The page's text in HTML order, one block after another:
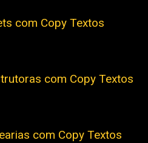
com Copy Textos
com Copy Textos
com Copy Textos